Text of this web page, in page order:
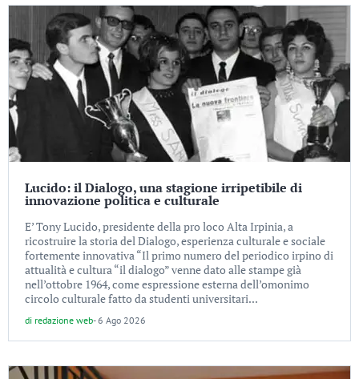
Lucido: il Dialogo, una stagione irripetibile di
innovazione politica e culturale
E’ Tony Lucido, presidente della pro loco Alta Irpinia, a
ricostruire la storia del Dialogo, esperienza culturale e sociale
fortemente innovativa “Il primo numero del periodico irpino di
attualità e cultura “il dialogo” venne dato alle stampe già
nell’ottobre 1964, come espressione esterna dell’omonimo
circolo culturale fatto da studenti universitari...
di redazione web-6 Ago 2026